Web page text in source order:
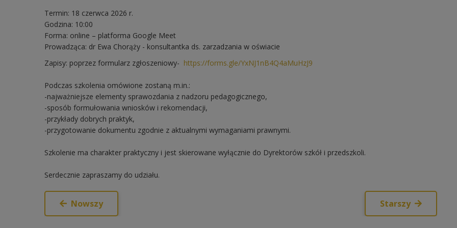
Termin: 18 czerwca 2026 r.
Godzina: 10:00
Forma: online – platforma Google Meet
Prowadząca: dr Ewa Chorąży - konsultantka ds. zarzadzania w oświacie
Zapisy: poprzez formularz zgłoszeniowy- https://forms.gle/YxNJ1nB4Q4aMuHzJ9
Podczas szkolenia omówione zostaną m.in.:
-najważniejsze elementy sprawozdania z nadzoru pedagogicznego,
-sposób formułowania wniosków i rekomendacji,
-przykłady dobrych praktyk,
-przygotowanie dokumentu zgodnie z aktualnymi wymaganiami prawnymi.
Szkolenie ma charakter praktyczny i jest skierowane wyłącznie do Dyrektorów szkół i przedszkoli.
Serdecznie zapraszamy do udziału.
Nowszy Starszy